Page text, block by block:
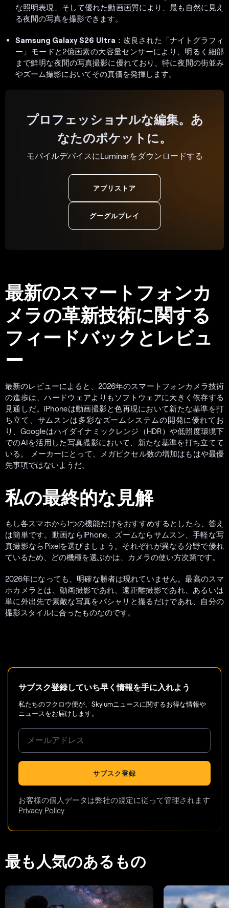
な照明表現、そして優れた動画画質により、最も自然に見え
る夜間の写真を撮影できます。
Samsung Galaxy S26 Ultra ：改良された「ナイトグラフィ
ー」モードと2億画素の大容量センサーにより、明るく細部
まで鮮明な夜間の写真撮影に優れており、特に夜間の街並み
やズーム撮影においてその真価を発揮します。
プロフェッショナルな編集。あ
なたのポケットに。
モバイルデバイスにLuminarをダウンロードする
アプリストア
グーグルプレイ
最新のスマートフォンカ
メラの革新技術に関する
フィードバックとレビュ
ー
最新のレビューによると、2026年のスマートフォンカメラ技術
の進歩は、ハードウェアよりもソフトウェアに大きく依存する
見通しだ。iPhoneは動画撮影と色再現において新たな基準を打
ち立て、サムスンは多彩なズームシステムの開発に優れてお
り、Googleはハイダイナミックレンジ（HDR）や低照度環境下
でのAIを活用した写真撮影において、新たな基準を打ち立てて
いる。 メーカーにとって、メガピクセル数の増加はもはや最優
先事項ではないようだ。
私の最終的な見解
もし各スマホから1つの機能だけをおすすめするとしたら、答え
は簡単です。動画ならiPhone、ズームならサムスン、手軽な写
真撮影ならPixelを選びましょう。それぞれが異なる分野で優れ
ているため、どの機種を選ぶかは、カメラの使い方次第です。
2026年になっても、明確な勝者は現れていません。最高のスマ
ホカメラとは、動画撮影であれ、遠距離撮影であれ、あるいは
単に外出先で素敵な写真をパシャリと撮るだけであれ、自分の
撮影スタイルに合ったものなのです。
サブスク登録していち早く情報を手に入れよう
私たちのフクロウ便が、Skylumニュースに関するお得な情報や
ニュースをお届けします。
サブスク登録
お客様の個人データは弊社の規定に従って管理されます
Privacy Policy
最も人気のあるもの